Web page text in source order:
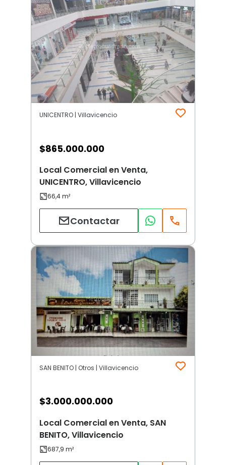
UNICENTRO | Villavicencio
$865.000.000
Local Comercial en Venta,
UNICENTRO, Villavicencio
Contactar
SAN BENITO | Otros | Villavicencio
$3.000.000.000
Local Comercial en Venta, SAN
BENITO, Villavicencio